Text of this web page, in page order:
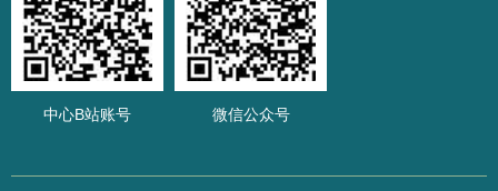
中心B站账号 微信公众号